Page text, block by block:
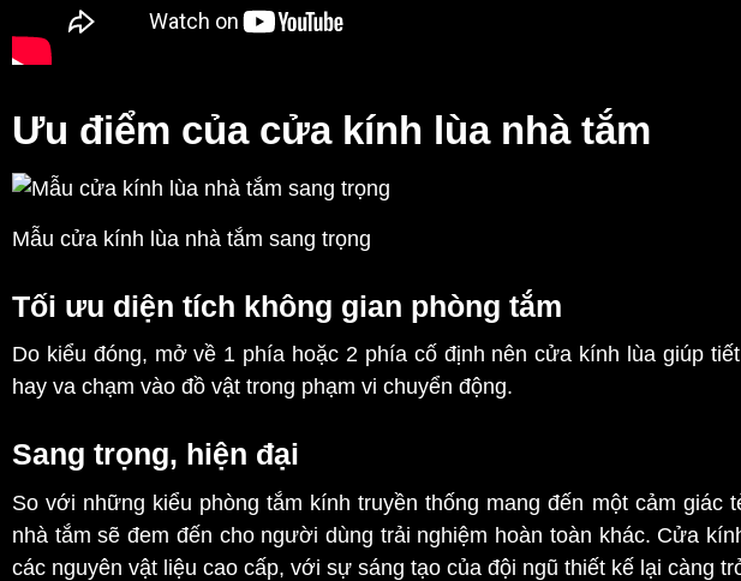
Ưu điểm của cửa kính lùa nhà tắm
Mẫu cửa kính lùa nhà tắm sang trọng
Tối ưu diện tích không gian phòng tắm
Do kiểu đóng, mở về 1 phía hoặc 2 phía cố định nên cửa kính lùa giúp
hay va chạm vào đồ vật trong phạm vi chuyển động.
Sang trọng, hiện đại
So với những kiểu phòng tắm kính truyền thống mang đến một cảm giác
nhà tắm sẽ đem đến cho người dùng trải nghiệm hoàn toàn khác. Cửa
các nguyên vật liệu cao cấp, với sự sáng tạo của đội ngũ thiết kế lại càng